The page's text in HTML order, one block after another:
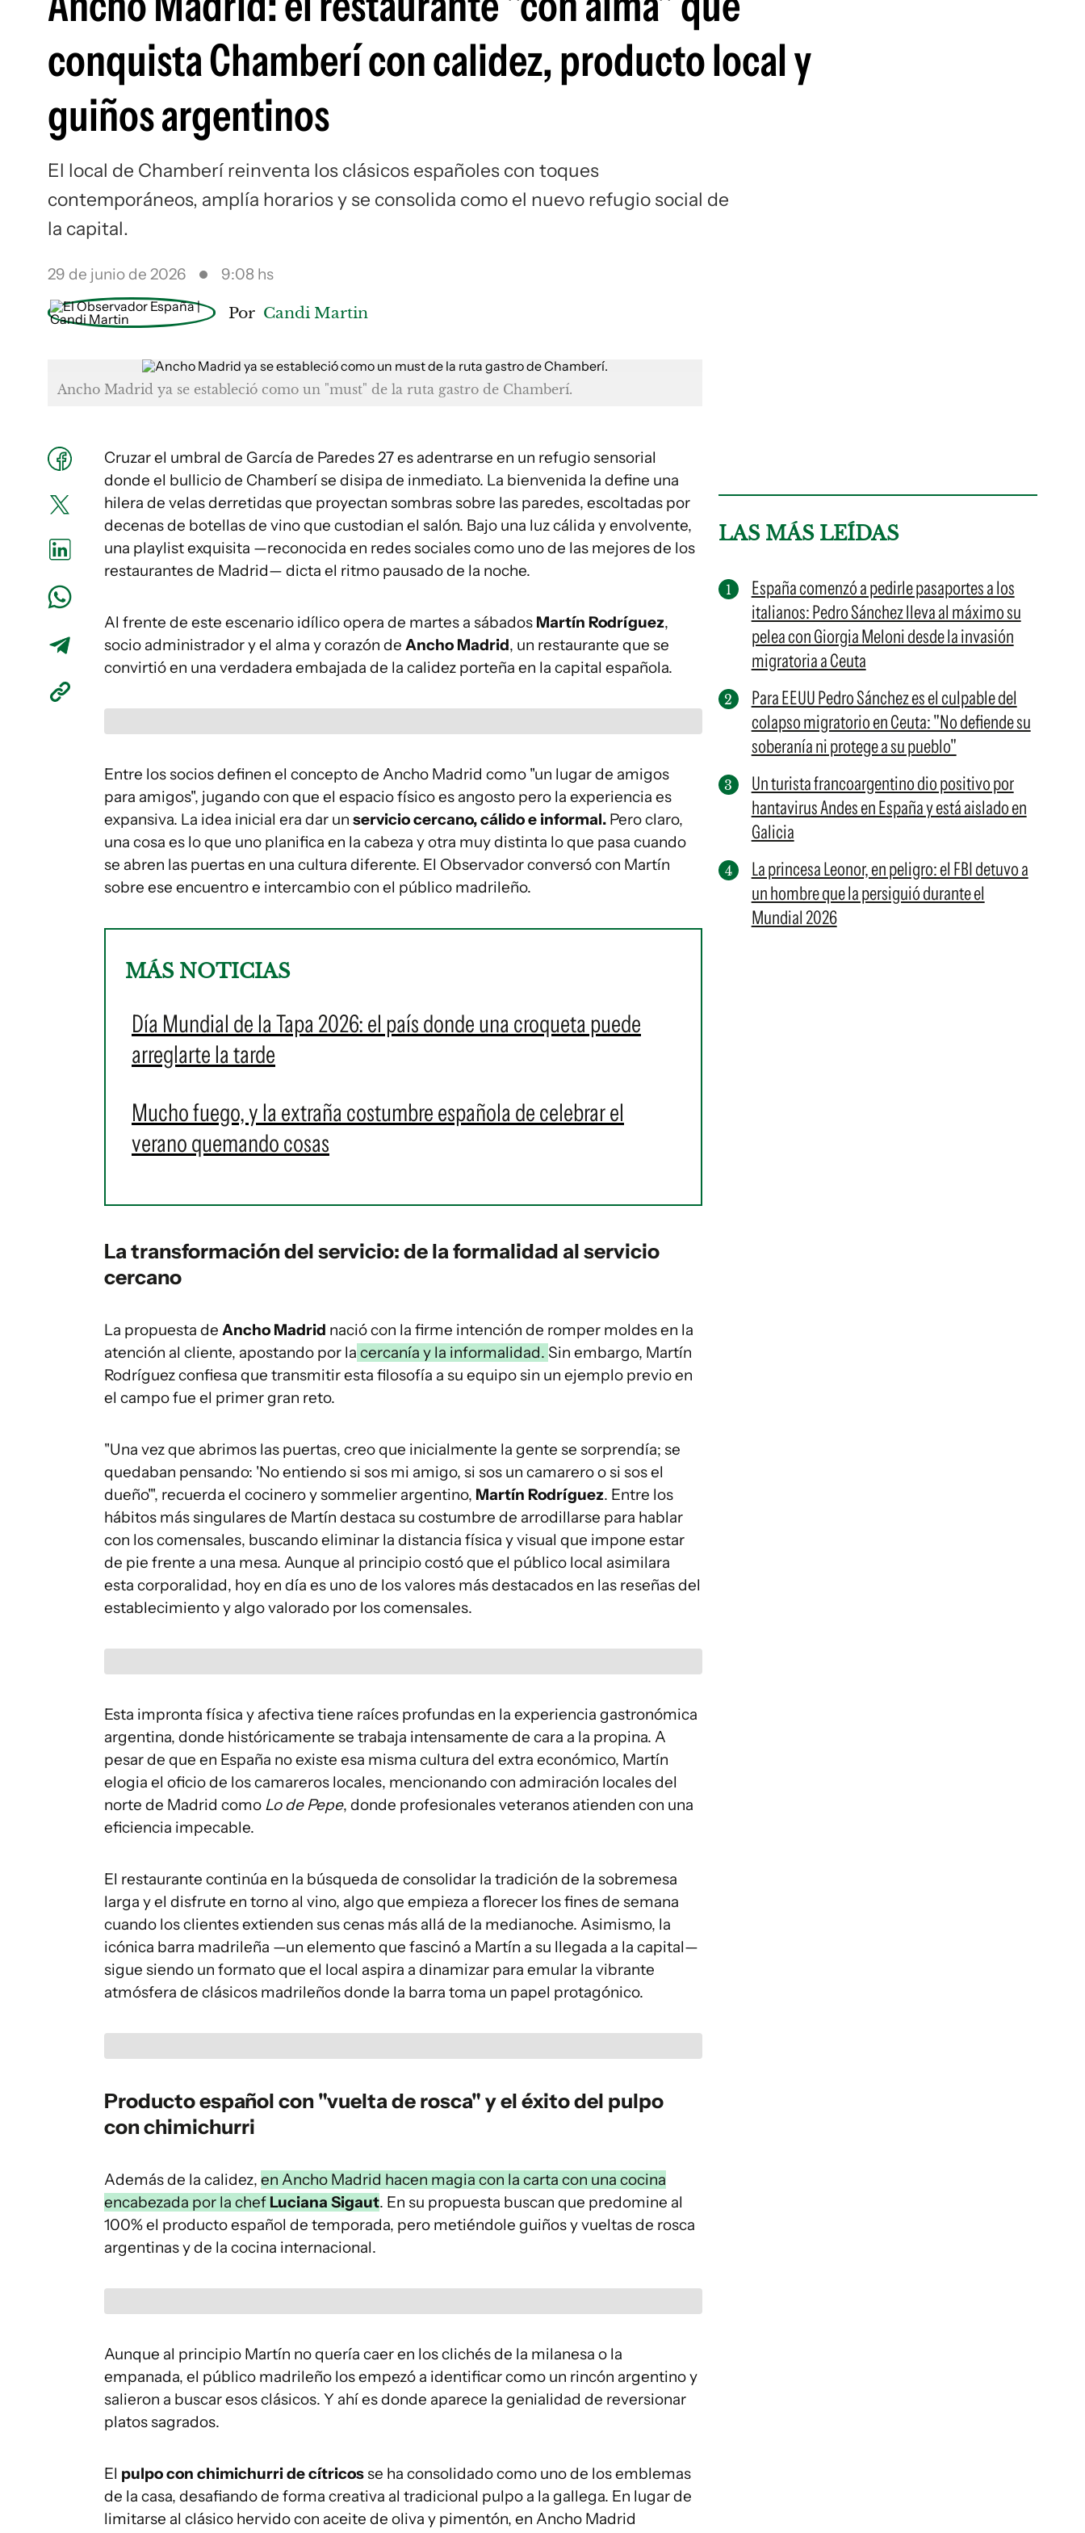
Siguenos en:
conquista Chamberí con calidez, producto local y
guiños argentinos
El local de Chamberí reinventa los clásicos españoles con toques
contemporáneos, amplía horarios y se consolida como el nuevo refugio social de
la capital.
29 de junio de 2026 9:08 hs
Por Candi Martin
Ancho Madrid ya se estableció como un "must" de la ruta gastro de Chamberí.
Cruzar el umbral de García de Paredes 27 es adentrarse en un refugio sensorial
donde el bullicio de Chamberí se disipa de inmediato. La bienvenida la define una
hilera de velas derretidas que proyectan sombras sobre las paredes, escoltadas por
decenas de botellas de vino que custodian el salón. Bajo una luz cálida y envolvente,
una playlist exquisita —reconocida en redes sociales como uno de las mejores de los
restaurantes de Madrid— dicta el ritmo pausado de la noche.
Al frente de este escenario idílico opera de martes a sábados Martín Rodríguez,
socio administrador y el alma y corazón de Ancho Madrid, un restaurante que se
convirtió en una verdadera embajada de la calidez porteña en la capital española.
Entre los socios definen el concepto de Ancho Madrid como "un lugar de amigos
para amigos", jugando con que el espacio físico es angosto pero la experiencia es
expansiva. La idea inicial era dar un servicio cercano, cálido e informal. Pero claro,
una cosa es lo que uno planifica en la cabeza y otra muy distinta lo que pasa cuando
se abren las puertas en una cultura diferente. El Observador conversó con Martín
sobre ese encuentro e intercambio con el público madrileño.
MÁS NOTICIAS
Día Mundial de la Tapa 2026: el país donde una croqueta puede
arreglarte la tarde
Mucho fuego, y la extraña costumbre española de celebrar el
verano quemando cosas
La transformación del servicio: de la formalidad al servicio
cercano
La propuesta de Ancho Madrid nació con la firme intención de romper moldes en la
atención al cliente, apostando por la cercanía y la informalidad. Sin embargo, Martín
Rodríguez confiesa que transmitir esta filosofía a su equipo sin un ejemplo previo en
el campo fue el primer gran reto.
"Una vez que abrimos las puertas, creo que inicialmente la gente se sorprendía; se
quedaban pensando: 'No entiendo si sos mi amigo, si sos un camarero o si sos el
dueño'", recuerda el cocinero y sommelier argentino, Martín Rodríguez. Entre los
hábitos más singulares de Martín destaca su costumbre de arrodillarse para hablar
con los comensales, buscando eliminar la distancia física y visual que impone estar
de pie frente a una mesa. Aunque al principio costó que el público local asimilara
esta corporalidad, hoy en día es uno de los valores más destacados en las reseñas del
establecimiento y algo valorado por los comensales.
Esta impronta física y afectiva tiene raíces profundas en la experiencia gastronómica
argentina, donde históricamente se trabaja intensamente de cara a la propina. A
pesar de que en España no existe esa misma cultura del extra económico, Martín
elogia el oficio de los camareros locales, mencionando con admiración locales del
norte de Madrid como Lo de Pepe, donde profesionales veteranos atienden con una
eficiencia impecable.
El restaurante continúa en la búsqueda de consolidar la tradición de la sobremesa
larga y el disfrute en torno al vino, algo que empieza a florecer los fines de semana
cuando los clientes extienden sus cenas más allá de la medianoche. Asimismo, la
icónica barra madrileña —un elemento que fascinó a Martín a su llegada a la capital—
sigue siendo un formato que el local aspira a dinamizar para emular la vibrante
atmósfera de clásicos madrileños donde la barra toma un papel protagónico.
Producto español con "vuelta de rosca" y el éxito del pulpo
con chimichurri
Además de la calidez, en Ancho Madrid hacen magia con la carta con una cocina
encabezada por la chef Luciana Sigaut. En su propuesta buscan que predomine al
100% el producto español de temporada, pero metiéndole guiños y vueltas de rosca
argentinas y de la cocina internacional.
Aunque al principio Martín no quería caer en los clichés de la milanesa o la
empanada, el público madrileño los empezó a identificar como un rincón argentino y
salieron a buscar esos clásicos. Y ahí es donde aparece la genialidad de reversionar
platos sagrados.
El pulpo con chimichurri de cítricosse ha consolidado como uno de los emblemas
de la casa, desafiando de forma creativa al tradicional pulpo a la gallega. En lugar de
limitarse al clásico hervido con aceite de oliva y pimentón, en Ancho Madrid
LAS MÁS LEÍDAS
España comenzó a pedirle pasaportes a los
italianos: Pedro Sánchez lleva al máximo su
pelea con Giorgia Meloni desde la invasión
migratoria a Ceuta
Para EEUU Pedro Sánchez es el culpable del
colapso migratorio en Ceuta: "No defiende su
soberanía ni protege a su pueblo"
Un turista francoargentino dio positivo por
hantavirus Andes en España y está aislado en
Galicia
La princesa Leonor, en peligro: el FBI detuvo a
un hombre que la persiguió durante el
Mundial 2026